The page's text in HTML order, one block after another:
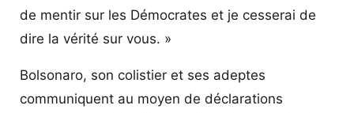
de mentir sur les Démocrates et je cesserai de
dire la vérité sur vous. »
Bolsonaro, son colistier et ses adeptes
communiquent au moyen de déclarations